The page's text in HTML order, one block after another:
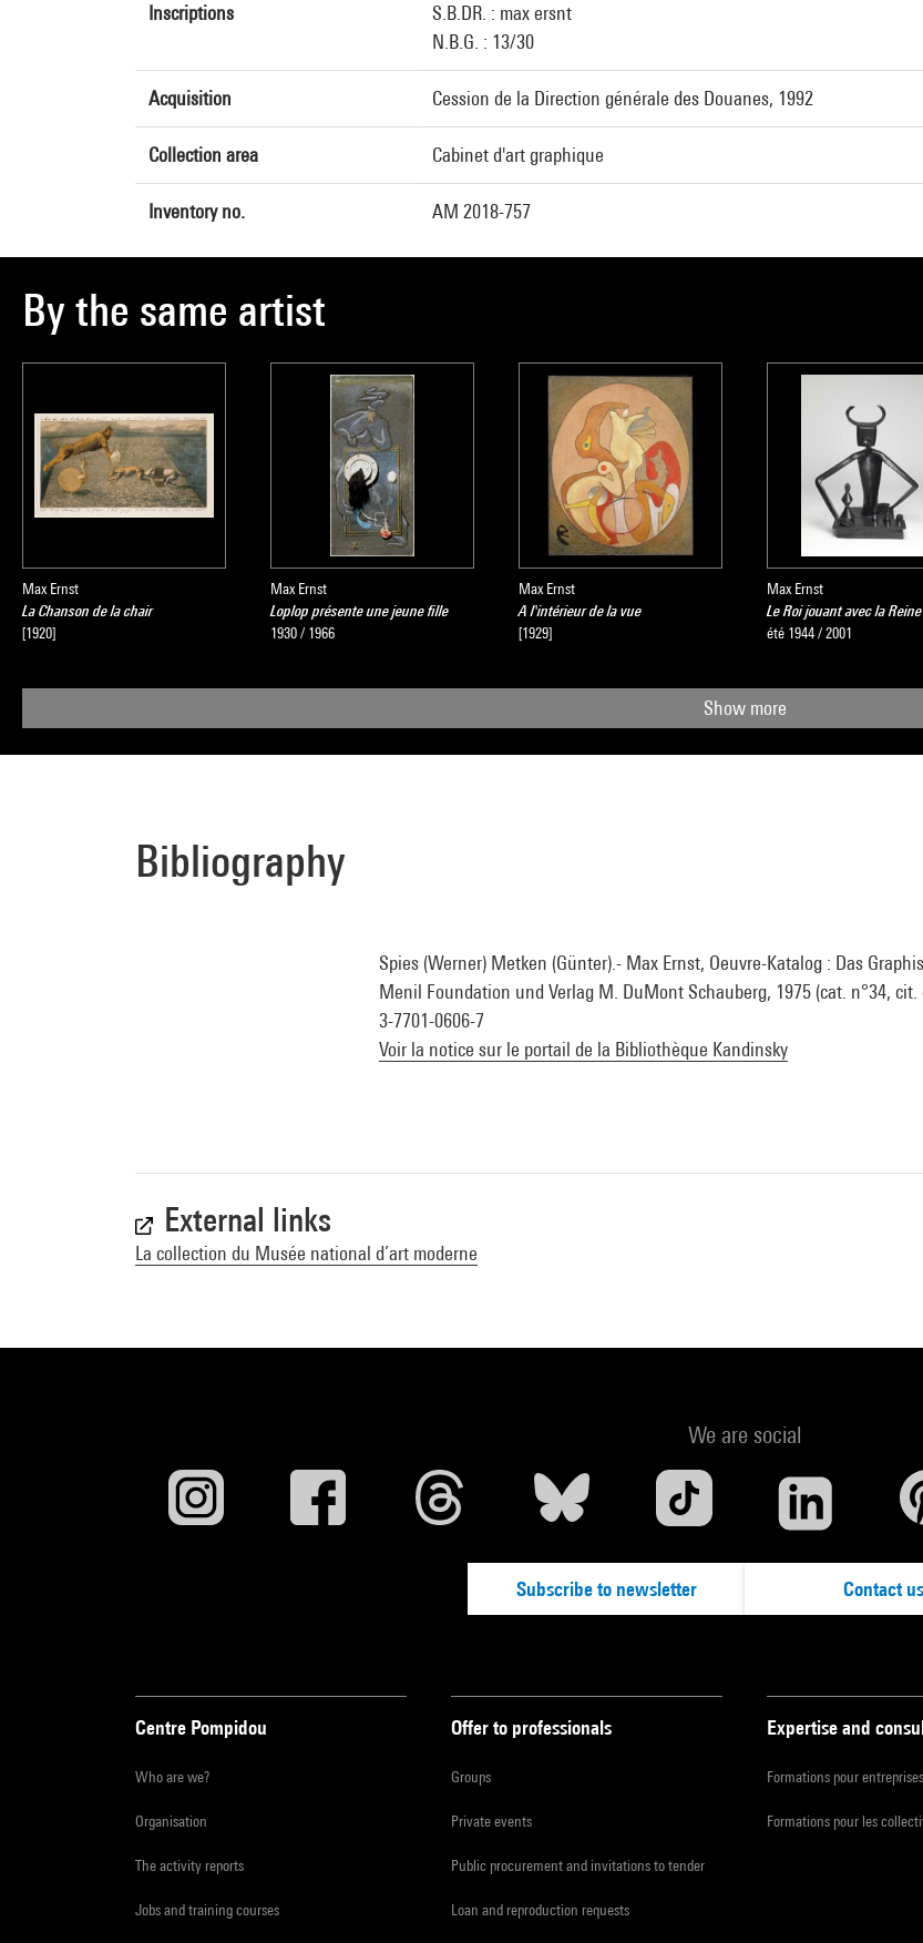
Inscriptions
S.B.DR. : max ersnt
N.B.G. : 13/30
Acquisition Cession de la Direction générale des Douanes, 1992
Collection area Cabinet d'art graphique
Inventory no. AM 2018-757
By the same artist
Max Ernst
La Chanson de la chair
[1920]
Max Ernst
Loplop présente une jeune fille
1930 / 1966
Max Ernst
A l'intérieur de la vue
[1929]
Max Ernst
Le Roi jouant avec la Reine
été 1944 / 2001
Show more
Bibliography
Spies (Werner) Metken (Günter).- Max Ernst, Oeuvre-Katalog : Das
Menil Foundation und Verlag M. DuMont Schauberg, 1975 (cat. n°34, cit.
3-7701-0606-7
Voir la notice sur le portail de la Bibliothèque Kandinsky
External links
La collection du Musée national d’art moderne
We are social
Subscribe to newsletter Contact us
Centre Pompidou
Who are we?
Organisation
The activity reports
Jobs and training courses
Offer to professionals
Groups
Private events
Public procurement and invitations to tender
Loan and reproduction requests
Expertise and
Formations pour entreprises
Formations pour les